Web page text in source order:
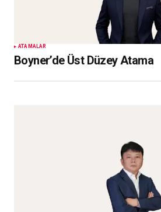
ATAMALAR
Boyner’de Üst Düzey Atama